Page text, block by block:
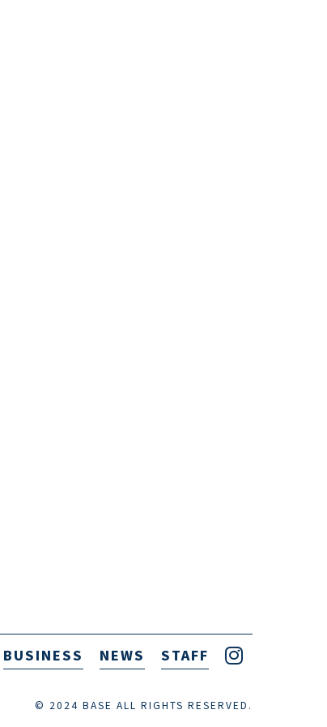
BUSINESS NEWS STAFF
© 2024 BASE ALL RIGHTS RESERVED.